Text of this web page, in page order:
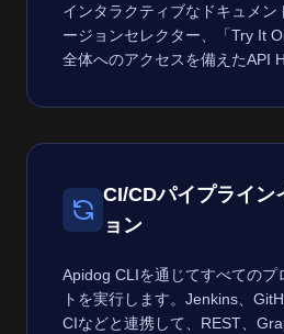
インタラクティブなドキュメン
ージョンセレクター、「Try It
全体へのアクセスを備えたAPI
CI/CDパイプライン
ョン
Apidog CLIを通じてすべてのプ
トを実行します。Jenkins、
CIなどと連携して、REST、